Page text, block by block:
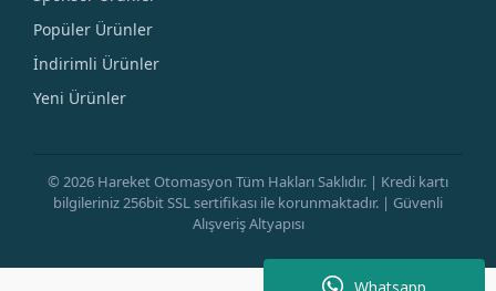
Whatsapp
Popüler Ürünler
İndirimli Ürünler
Yeni Ürünler
© 2026 Hareket Otomasyon Tüm Hakları Saklıdır. | Kredi kartı
bilgileriniz 256bit SSL sertifikası ile korunmaktadır. | Güvenli
Alışveriş Altyapısı